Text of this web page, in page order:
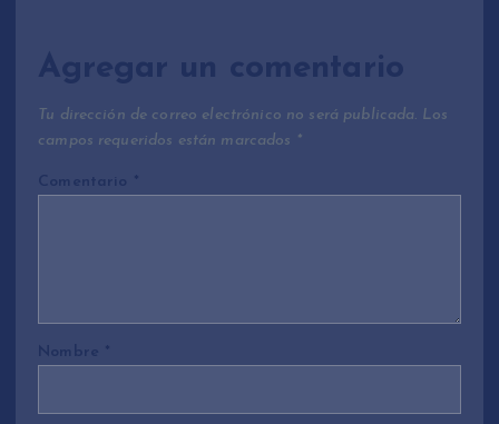
Agregar un comentario
Tu dirección de correo electrónico no será publicada. Los
campos requeridos están marcados *
Comentario *
Nombre *